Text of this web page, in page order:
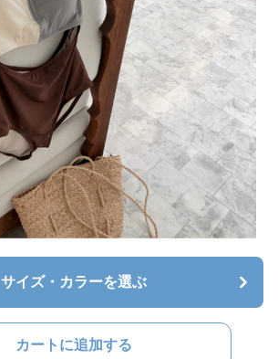
サイズ・カラーを選ぶ
カートに追加する